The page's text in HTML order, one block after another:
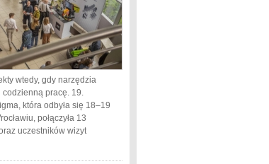
wtedy, gdy narzędzia
pracę. 19.
która odbyła się 18–19
połączyła 13
uczestników wizyt